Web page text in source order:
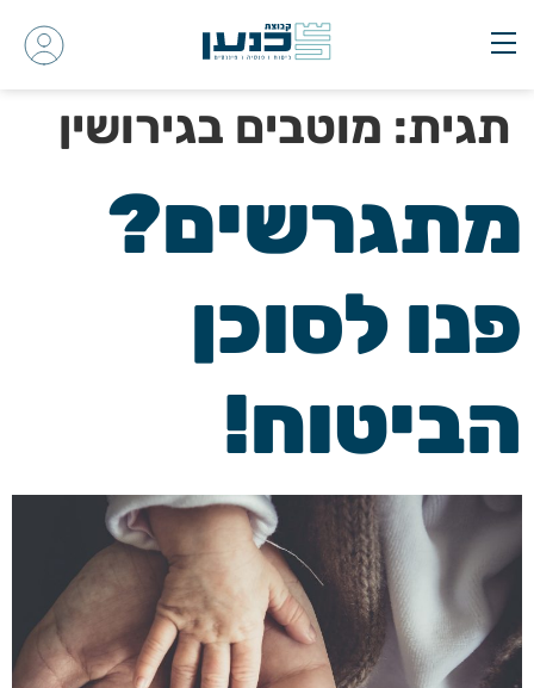
תגית: מוטבים בגירושין
מתגרשים?
פנו לסוכן
הביטוח!